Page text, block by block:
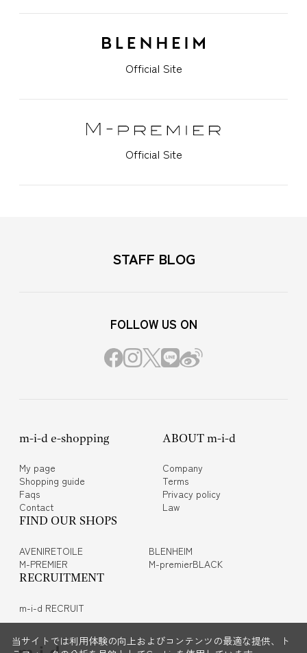
Official Site
Official Site
STAFF BLOG
FOLLOW US ON
m-i-d e-shopping
My page
Shopping guide
Faqs
Contact
ABOUT m-i-d
Company
Terms
Privacy policy
Law
FIND OUR SHOPS
AVENIRETOILE
BLENHEIM
M-PREMIER
M-premierBLACK
RECRUITMENT
m-i-d RECRUIT
当サイトでは利用体験の向上およびコンテンツの最適な提供、ト